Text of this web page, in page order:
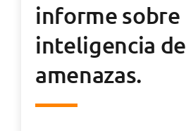
informe sobre
inteligencia de
amenazas.